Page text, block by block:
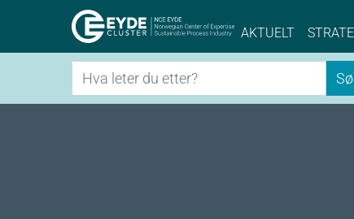
Eyde-Cluster
AKTUELT
Søk